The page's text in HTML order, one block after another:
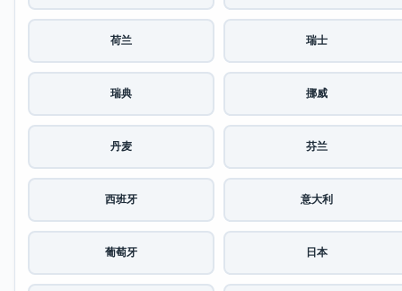
荷兰 瑞士
瑞典 挪威
丹麦 芬兰
西班牙 意大利
葡萄牙 日本